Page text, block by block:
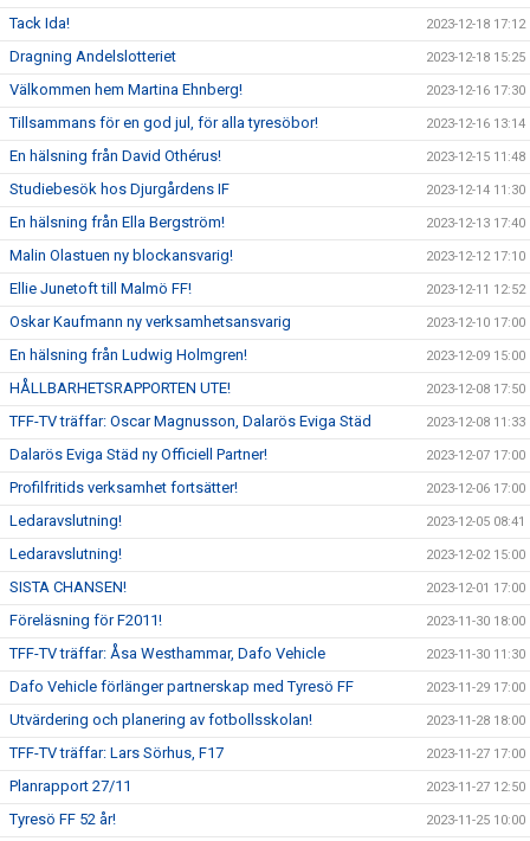
Tack Ida! 2023-12-18 17:12
Dragning Andelslotteriet 2023-12-18 15:25
Välkommen hem Martina Ehnberg! 2023-12-16 17:30
Tillsammans för en god jul, för alla tyresöbor! 2023-12-16 13:14
En hälsning från David Othérus! 2023-12-15 11:48
Studiebesök hos Djurgårdens IF 2023-12-14 11:30
En hälsning från Ella Bergström! 2023-12-13 17:40
Malin Olastuen ny blockansvarig! 2023-12-12 17:10
Ellie Junetoft till Malmö FF! 2023-12-11 12:52
Oskar Kaufmann ny verksamhetsansvarig 2023-12-10 17:00
En hälsning från Ludwig Holmgren! 2023-12-09 15:00
HÅLLBARHETSRAPPORTEN UTE! 2023-12-08 17:50
TFF-TV träffar: Oscar Magnusson, Dalarös Eviga Städ 2023-12-08 11:33
Dalarös Eviga Städ ny Officiell Partner! 2023-12-07 17:00
Profilfritids verksamhet fortsätter! 2023-12-06 17:00
Ledaravslutning! 2023-12-05 08:41
Ledaravslutning! 2023-12-02 15:00
SISTA CHANSEN! 2023-12-01 17:00
Föreläsning för F2011! 2023-11-30 18:00
TFF-TV träffar: Åsa Westhammar, Dafo Vehicle 2023-11-30 11:30
Dafo Vehicle förlänger partnerskap med Tyresö FF 2023-11-29 17:00
Utvärdering och planering av fotbollsskolan! 2023-11-28 18:00
TFF-TV träffar: Lars Sörhus, F17 2023-11-27 17:00
Planrapport 27/11 2023-11-27 12:50
Tyresö FF 52 år! 2023-11-25 10:00